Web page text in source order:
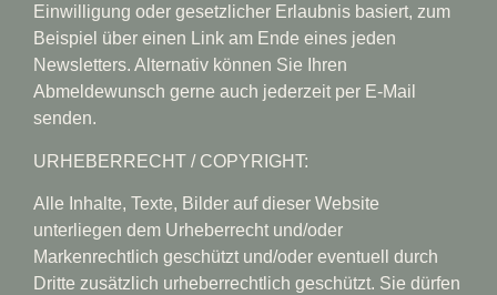
Einwilligung oder gesetzlicher Erlaubnis basiert, zum
Beispiel über einen Link am Ende eines jeden
Newsletters. Alternativ können Sie Ihren
Abmeldewunsch gerne auch jederzeit per E-Mail
senden.
URHEBERRECHT / COPYRIGHT:
Alle Inhalte, Texte, Bilder auf dieser Website
unterliegen dem Urheberrecht und/oder
Markenrechtlich geschützt und/oder eventuell durch
Dritte zusätzlich urheberrechtlich geschützt. Sie dürfen